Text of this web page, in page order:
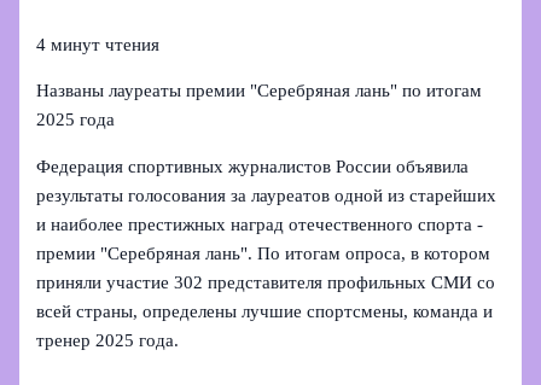
4 минут чтения
Названы лауреаты премии "Серебряная лань" по итогам
2025 года
Федерация спортивных журналистов России объявила
результаты голосования за лауреатов одной из старейших
и наиболее престижных наград отечественного спорта -
премии "Серебряная лань". По итогам опроса, в котором
приняли участие 302 представителя профильных СМИ со
всей страны, определены лучшие спортсмены, команда и
тренер 2025 года.